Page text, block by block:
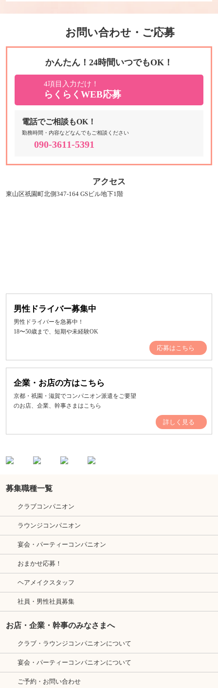
お問い合わせ・ご応募
かんたん！24時間いつでもOK！
4項目入力だけ！
らくらくWEB応募
電話でご相談もOK！
勤務時間・内容などなんでもご相談ください
090-3611-5391
アクセス
東山区祇園町北側347-164 GSビル地下1階
男性ドライバー募集中
男性ドライバーを急募中！
18〜50歳まで、短期や未経験OK
応募はこちら
企業・お店の方はこちら
京都・祇園・滋賀でコンパニオン派遣をご要望
のお店、企業、幹事さまはこちら
詳しく見る
募集職種一覧
クラブコンパニオン
ラウンジコンパニオン
宴会・パーティーコンパニオン
おまかせ応募！
ヘアメイクスタッフ
社員・男性社員募集
お店・企業・幹事のみなさまへ
クラブ・ラウンジコンパニオンについて
宴会・パーティーコンパニオンについて
ご予約・お問い合わせ